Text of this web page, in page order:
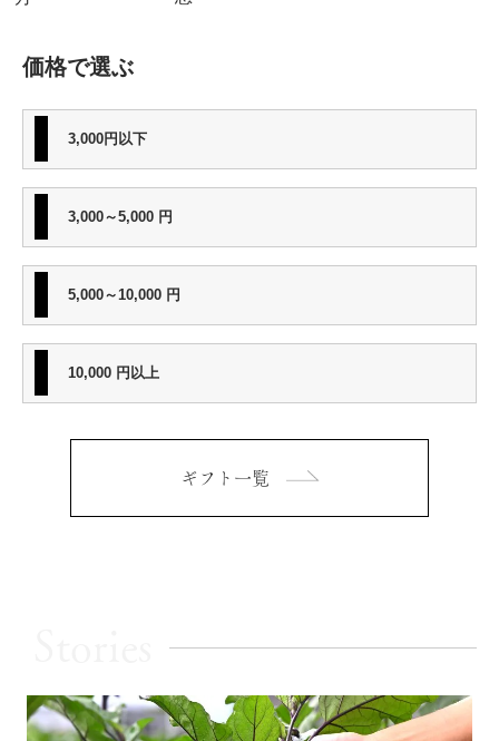
価格で選ぶ
3,000円以下
3,000～5,000 円
5,000～10,000 円
10,000 円以上
ギフト一覧